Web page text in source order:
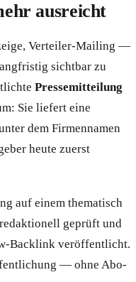
ausreicht
Verteiler-Mailing —
sichtbar zu
Pressemitteilung
Sie liefert eine
dem Firmennamen
heute zuerst
auf einem thematisch
geprüft und
Backlink veröffentlicht.
— ohne Abo-